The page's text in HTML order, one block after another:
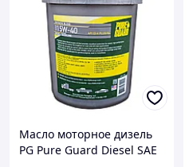
Масло моторное дизель
PG Pure Guard Diesel SAE